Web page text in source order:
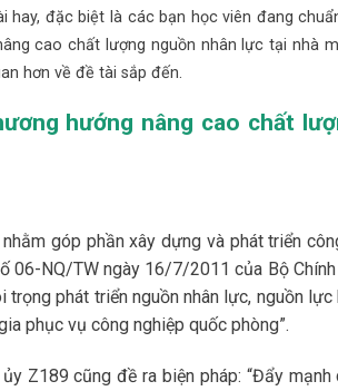
đặc biệt là các bạn học viên đang
cao chất lượng nguồn nhân lực tại nhà
hơn về đề tài sắp đến.
hướng nâng cao chất
góp phần xây dựng và phát triển
06-NQ/TW ngày 16/7/2011 của Bộ
phát triển nguồn nhân lực, nguồn
phục vụ công nghiệp quốc phòng”.
Z189 cũng đề ra biện pháp: “Đẩy